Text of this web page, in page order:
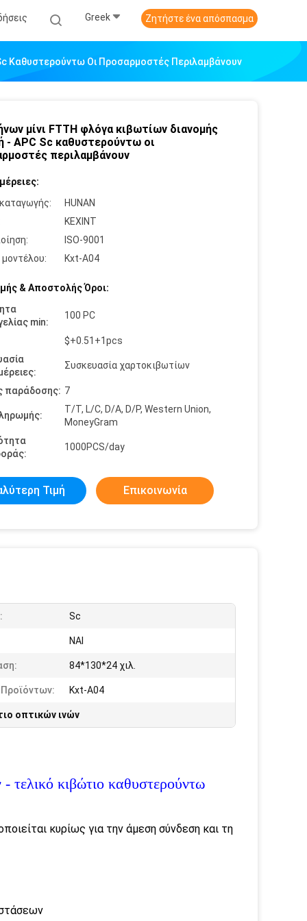
Greek Ζητήστε ένα απόσπασμα
Καθυστερούντω Οι Προσαρμοστές Περιλαμβάνουν
μίνι FTTH φλόγα κιβωτίων διανομής
- APC Sc καθυστερούντω οι
περιλαμβάνουν
HUNAN
KEXINT
ISO-9001
Kxt-A04
& Αποστολής Όροι:
min:
100 PC
$+0.51+1pcs
Συσκευασία χαρτοκιβωτίων
παράδοσης: 7
T/T, L/C, D/A, D/P, Western Union,
MoneyGram
1000PCS/day
Τιμή Επικοινωνία
Sc
ΝΑΙ
84*130*24 χιλ.
Kxt-A04
οπτικών ινών
τελικό κιβώτιο καθυστερούντω
κυρίως για την άμεση σύνδεση και τη